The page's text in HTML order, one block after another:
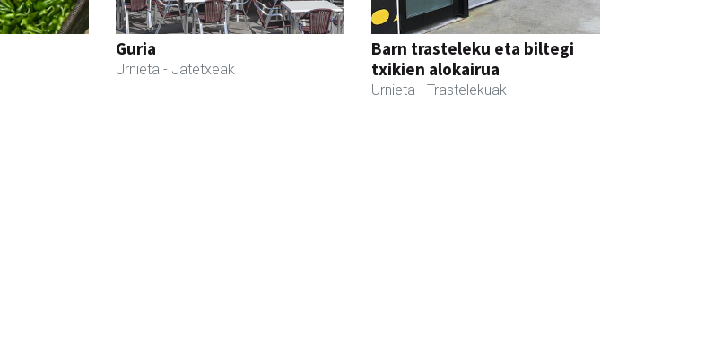
Guria
Urnieta - Jatetxeak
Barn trasteleku eta biltegi
txikien alokairua
Urnieta - Trastelekuak